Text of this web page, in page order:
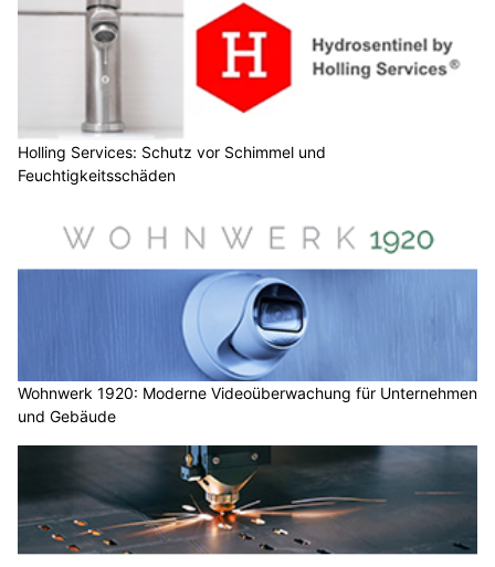
Holling Services: Schutz vor Schimmel und
Feuchtigkeitsschäden
Wohnwerk 1920: Moderne Videoüberwachung für Unternehmen
und Gebäude